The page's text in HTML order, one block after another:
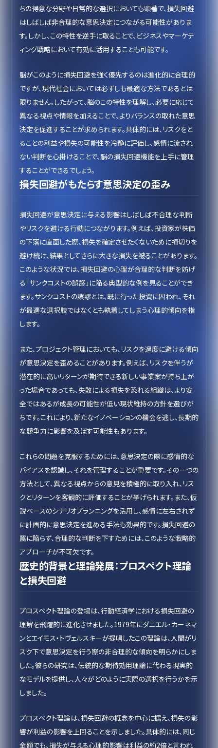
ちの得意な分野や日常的な選択においても顕著で、損失回避
はしばしば非合理的な意思決定につながる可能性がありま
す。しかし、この特性を逆手に取ることで、ビジネスやマーケテ
ィング戦略において有効に活用することも可能です。
脳がこのように損失回避を強く優先するのは進化的に合理的
ですが、現代社会においては必ずしも最適な方法であるとは
限りません。したがって、脳のこの特性を理解し、必要に応じて
異なる視点や情報を加えることで、よりバランスの取れた意思
決定を促進することが求められます。具体的には、リスクをと
ることの利益や損失の可能性を冷静に評価し、感情に流され
ない判断を心掛けることで、脳の損失回避機能を上手に管理
することができるでしょう。
損失回避がもたらす意思決定の歪み
損失回避が意思決定に与える影響はしばしば不合理な判断
やリスクを避ける行動につながります。例えば、投資家が株価
の下落に直面した際、損失を確定させたくないために損切りを
避け続け、結果としてさらに大きな損失を被ることがあります。
このような状況では、損失回避の心理が合理的な判断を妨げ
る「サンクコストの誤謬」に陥る典型的な例を見ることができ
ます。サンクコストの誤謬とは、既に行った投資に囚われ、それ
が最適な選択肢ではなくとも執着してしまう心理的傾向を指
します。
また、プロジェクト管理においても、リスクを過度に避ける傾向
が意思決定を歪めることがあります。例えば、リスクを伴うが
潜在的に高いリターンが期待できる新しい事業案が持ち上が
った場合であっても、失敗による損失を恐れる組織は、より安
全ではあるが成長の可能性が低い現状維持の方針を選びが
ちです。これにより、新たなイノベーションの機会を逃し、長期的
な競争力に影響を及ぼす可能性もあります。
これらの問題を克服するためには、意思決定の際に感情的な
バイアスを認識し、それを管理することが重要です。その一つの
方法として、異なる視点からの意見を積極的に取り入れ、リス
クとリターンを客観的に評価することが挙げられます。また、仮
説ベースのシナリオプランニングを活用し、感情に左右されず
に計画的に意思決定を進める手法も効果的です。損失回避の
罠に陥らず、合理的な判断を下すためには、このような戦略的
アプローチが不可欠です。
歴史的背景と理論発展：プロスペクト理論
と損失回避
プロスペクト理論の登場は、行動経済学における損失回避の
理解を飛躍的に進化させました。1979年にダニエル・カーネマ
ンとエイモス・トヴェルスキーが提唱したこの理論は、人間がリ
スク下で意思決定を行う際の非合理的な傾向を明らかにしま
した。彼らの研究は、伝統的な期待効用理論に代わる現実的
なモデルを提供し、人々がどのように実際の選択を行うかを示
しました。
プロスペクト理論は、損失回避の概念を中心に据え、損失の影
響が利益の影響を上回ることを示しました。具体的には、同じ
金額でも、損失が与える心理的影響は利益の約2倍と言われ